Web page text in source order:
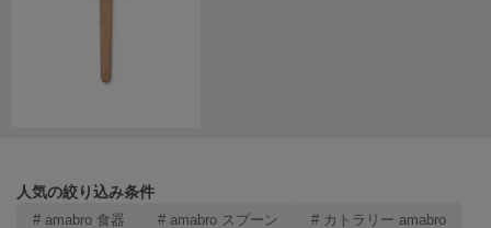
MUCHA
ミュシャ
人気の絞り込み条件
# amabro 食器 # amabro スプーン # カトラリー amabro